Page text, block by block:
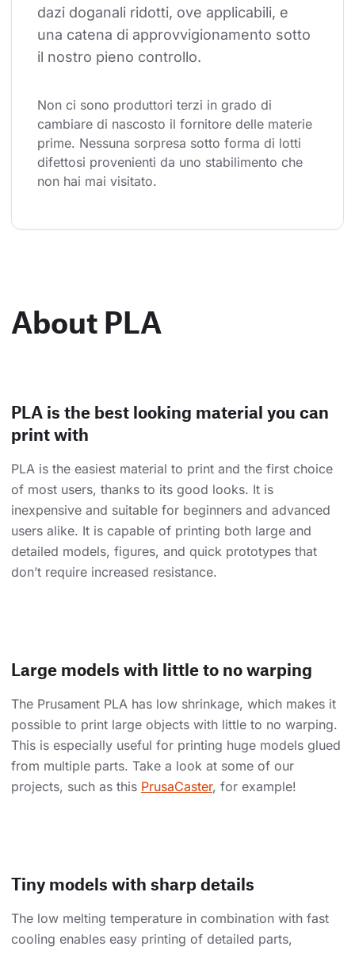
dazi doganali ridotti, ove applicabili, e
una catena di approvvigionamento sotto
il nostro pieno controllo.
Non ci sono produttori terzi in grado di
cambiare di nascosto il fornitore delle materie
prime. Nessuna sorpresa sotto forma di lotti
difettosi provenienti da uno stabilimento che
non hai mai visitato.
About PLA
PLA is the best looking material you can
print with
PLA is the easiest material to print and the first choice
of most users, thanks to its good looks. It is
inexpensive and suitable for beginners and advanced
users alike. It is capable of printing both large and
detailed models, figures, and quick prototypes that
don’t require increased resistance.
Large models with little to no warping
The Prusament PLA has low shrinkage, which makes it
possible to print large objects with little to no warping.
This is especially useful for printing huge models glued
from multiple parts. Take a look at some of our
projects, such as this PrusaCaster, for example!
Tiny models with sharp details
The low melting temperature in combination with fast
cooling enables easy printing of detailed parts,